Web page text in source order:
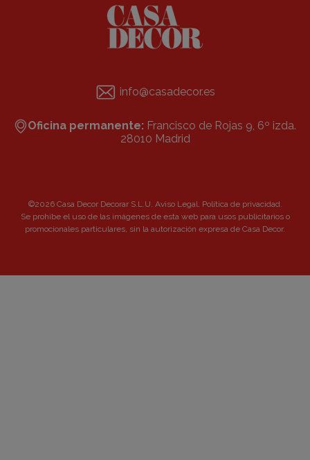
info@casadecor.es
Oficina permanente: Francisco de Rojas 9, 6º izda.
28010 Madrid
©2026 Casa Decor Decorar S.L.U. Aviso Legal. Política de privacidad.
Se prohibe el uso de las imágenes de esta web para usos publicitarios o
promocionales particulares, sin la autorización expresa de Casa Decor.